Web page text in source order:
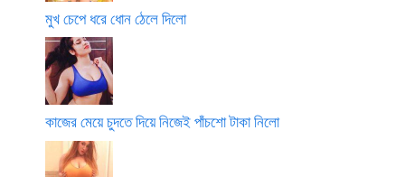
মুখ চেপে ধরে ধোন ঠেলে দিলো
কাজের মেয়ে চুদতে দিয়ে নিজেই পাঁচশো টাকা নিলো